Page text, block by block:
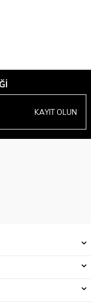
KAYIT OLUN